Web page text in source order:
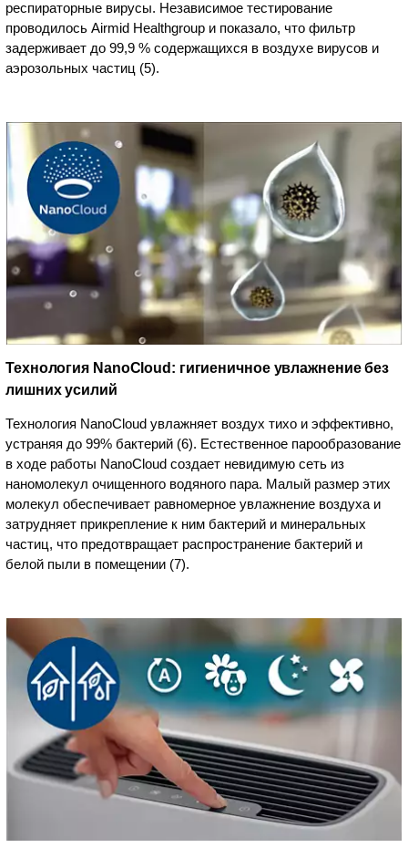
респираторные вирусы. Независимое тестирование
проводилось Airmid Healthgroup и показало, что фильтр
задерживает до 99,9 % содержащихся в воздухе вирусов и
аэрозольных частиц (5).
Технология NanoCloud: гигиеничное увлажнение без
лишних усилий
Технология NanoCloud увлажняет воздух тихо и эффективно,
устраняя до 99% бактерий (6). Естественное парообразование
в ходе работы NanoCloud создает невидимую сеть из
наномолекул очищенного водяного пара. Малый размер этих
молекул обеспечивает равномерное увлажнение воздуха и
затрудняет прикрепление к ним бактерий и минеральных
частиц, что предотвращает распространение бактерий и
белой пыли в помещении (7).